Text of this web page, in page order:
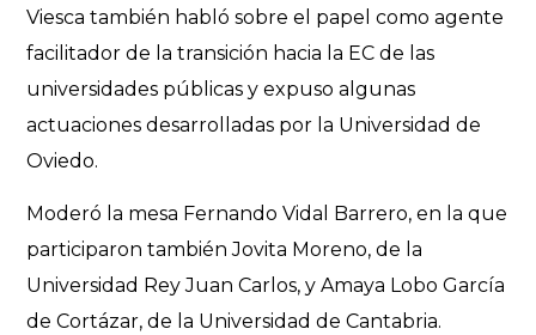
Viesca también habló sobre el papel como agente
facilitador de la transición hacia la EC de las
universidades públicas y expuso algunas
actuaciones desarrolladas por la Universidad de
Oviedo.
Moderó la mesa Fernando Vidal Barrero, en la que
participaron también Jovita Moreno, de la
Universidad Rey Juan Carlos, y Amaya Lobo García
de Cortázar, de la Universidad de Cantabria.